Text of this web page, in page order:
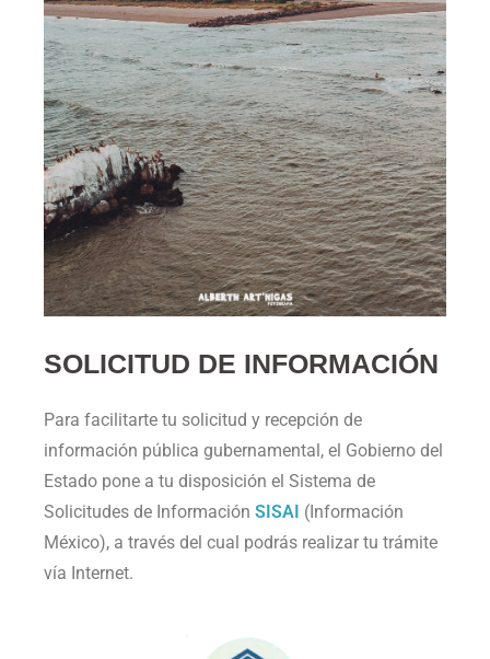
SOLICITUD DE INFORMACIÓN
Para facilitarte tu solicitud y recepción de
información pública gubernamental, el Gobierno del
Estado pone a tu disposición el Sistema de
Solicitudes de Información SISAI (Información
México), a través del cual podrás realizar tu trámite
vía Internet.